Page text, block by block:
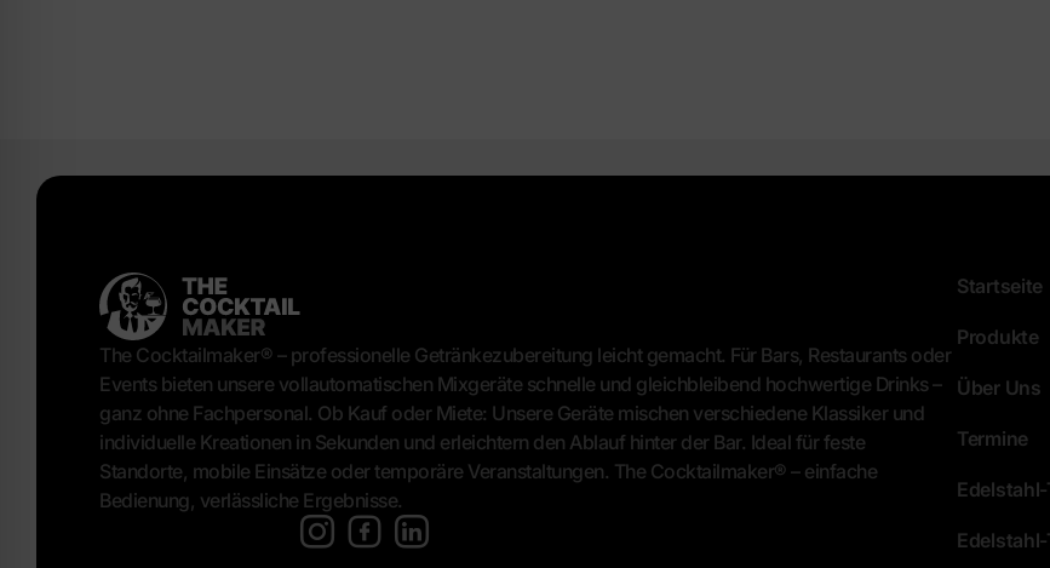
The Cocktailmaker® – professionelle Getränkezubereitung leicht gemacht. Für Bars, Restaurants oder
Events bieten unsere vollautomatischen Mixgeräte schnelle und gleichbleibend hochwertige Drinks –
ganz ohne Fachpersonal. Ob Kauf oder Miete: Unsere Geräte mischen verschiedene Klassiker und
individuelle Kreationen in Sekunden und erleichtern den Ablauf hinter der Bar. Ideal für feste
Standorte, mobile Einsätze oder temporäre Veranstaltungen. The Cocktailmaker® – einfache
Bedienung, verlässliche Ergebnisse.
Startseite
Produkte
Über Uns
Termine